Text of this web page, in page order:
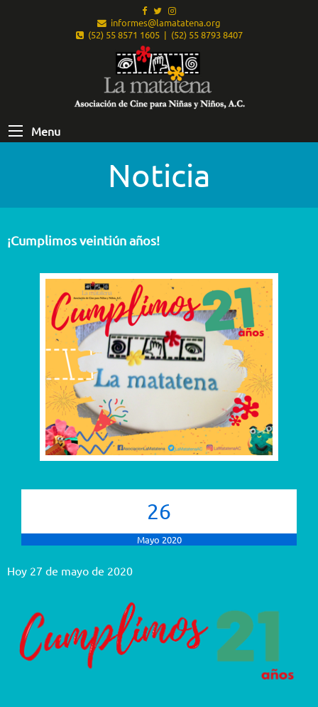
informes@lamatatena.org
(52) 55 8571 1605 | (52) 55 8793 8407
Menu
Noticia
¡Cumplimos veintiún años!
26
Mayo 2020
Hoy 27 de mayo de 2020